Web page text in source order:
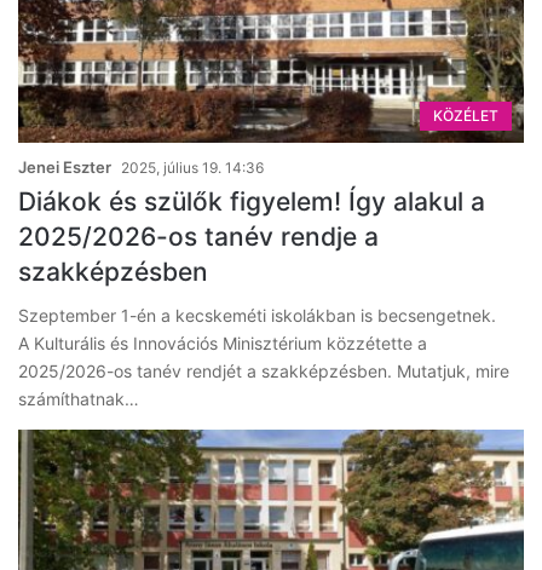
KÖZÉLET
Jenei Eszter 2025, július 19. 14:36
Diákok és szülők figyelem! Így alakul a
2025/2026-os tanév rendje a
szakképzésben
Szeptember 1-én a kecskeméti iskolákban is becsengetnek.
A Kulturális és Innovációs Minisztérium közzétette a
2025/2026-os tanév rendjét a szakképzésben. Mutatjuk, mire
számíthatnak…